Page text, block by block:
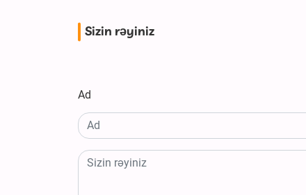
Sizin rəyiniz
Ad